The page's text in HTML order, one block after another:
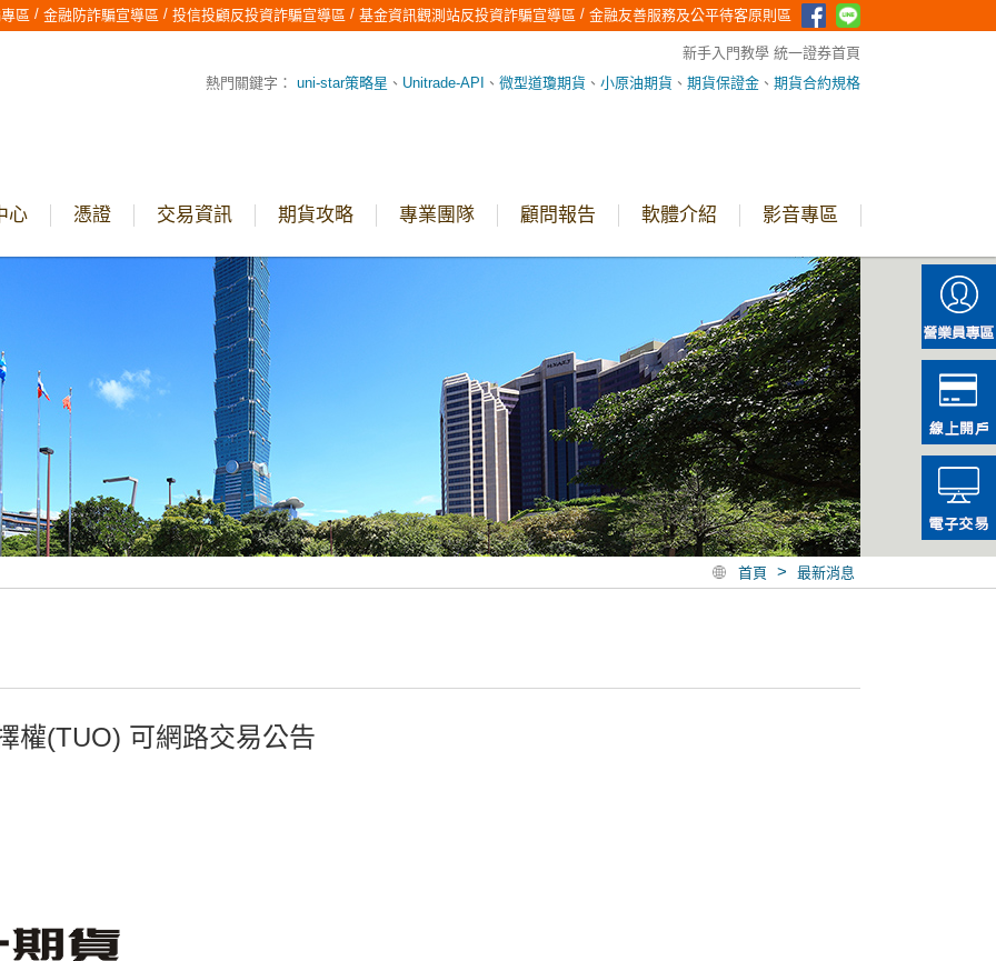
區 / 金融防詐騙宣導區 / 投信投顧反投資詐騙宣導區 / 基金資訊觀測站反投資詐騙宣導區 / 金融友善服務及公平待客原則區
新手入門教學 統一證券首頁
熱門關鍵字： uni-star策略星 、 Unitrade-API 、 微型道瓊期貨 、 小原油期貨 、 期貨保證金 、 期貨合約規格
心 憑證 交易資訊 期貨攻略 專業團隊 顧問報告 軟體介紹 影音專區
首頁 > 最新消息
權(TUO) 可網路交易公告